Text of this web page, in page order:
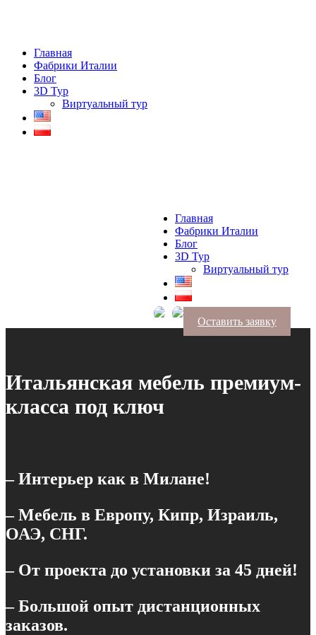
Главная
Фабрики Италии
Блог
3D Тур
Виртуальный тур
Главная
Фабрики Италии
Блог
3D Тур
Виртуальный тур
Оставить заявку
Итальянская мебель премиум-
класса под ключ
– Интерьер как в Милане!
– Мебель в Европу, Кипр, Израиль,
ОАЭ, СНГ.
– От проекта до установки за 45 дней!
– Большой опыт дистанционных
заказов.